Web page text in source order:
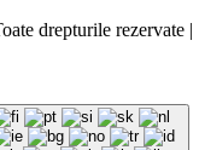
drepturile rezervate |